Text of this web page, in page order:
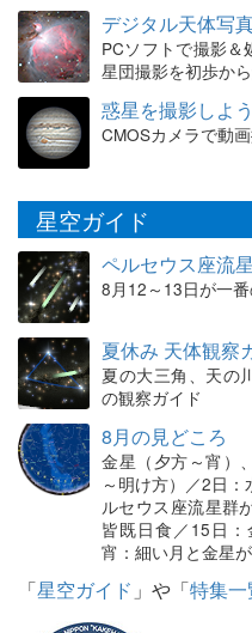
デジタル天体写
PCソフトで撮影＆
星団撮影を初歩か
惑星を撮影しよう
CMOSカメラで動
星空ガイド
ペルセウス座流
8月12～13日が一
夏休み 天体観察
夏の大三角、天の
の観察ガイド
8月の見どころ
金星（夕方～宵）
～明け方）／2日
ルセウス座流星群
皆既日食／15日
宵：細い月と金星
「星空ガイド 」や「特集一